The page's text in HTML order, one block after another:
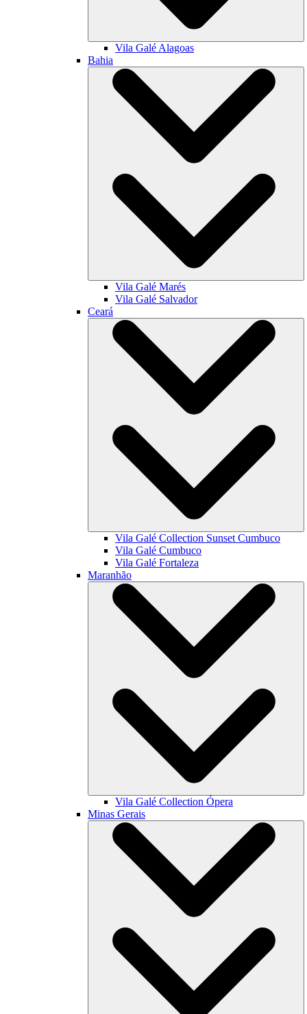
Vila Galé Alagoas
Bahia
Vila Galé Marés
Vila Galé Salvador
Ceará
Vila Galé Collection Sunset Cumbuco
Vila Galé Cumbuco
Vila Galé Fortaleza
Maranhão
Vila Galé Collection Ópera
Minas Gerais